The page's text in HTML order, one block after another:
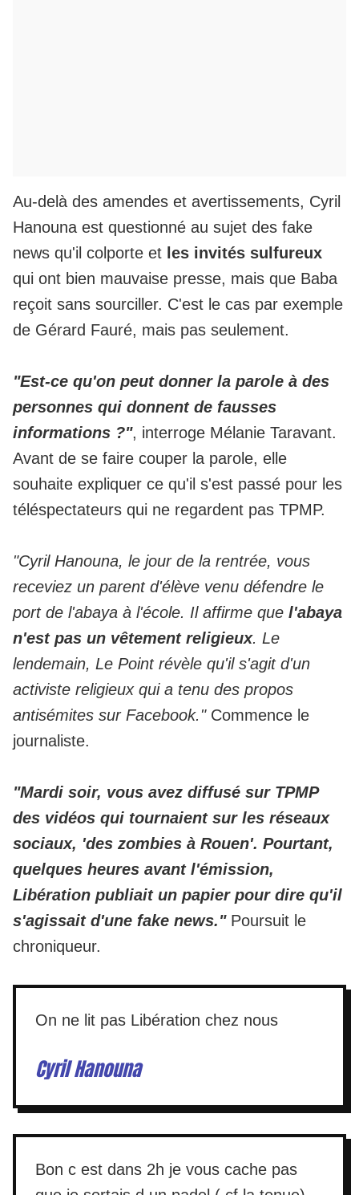
Au-delà des amendes et avertissements, Cyril
Hanouna est questionné au sujet des fake
news qu'il colporte et les invités sulfureux
qui ont bien mauvaise presse, mais que Baba
reçoit sans sourciller. C'est le cas par exemple
de Gérard Fauré, mais pas seulement.
"Est-ce qu'on peut donner la parole à des
personnes qui donnent de fausses
informations ?", interroge Mélanie Taravant.
Avant de se faire couper la parole, elle
souhaite expliquer ce qu'il s'est passé pour les
téléspectateurs qui ne regardent pas TPMP.
"Cyril Hanouna, le jour de la rentrée, vous
receviez un parent d'élève venu défendre le
port de l'abaya à l'école. Il affirme que l'abaya
n'est pas un vêtement religieux. Le
lendemain, Le Point révèle qu'il s'agit d'un
activiste religieux qui a tenu des propos
antisémites sur Facebook."Commence le
journaliste.
"Mardi soir, vous avez diffusé sur TPMP
des vidéos qui tournaient sur les réseaux
sociaux, 'des zombies à Rouen'. Pourtant,
quelques heures avant l'émission,
Libération publiait un papier pour dire qu'il
s'agissait d'une fake news."Poursuit le
chroniqueur.
On ne lit pas Libération chez nous
Cyril Hanouna
Bon c est dans 2h je vous cache pas